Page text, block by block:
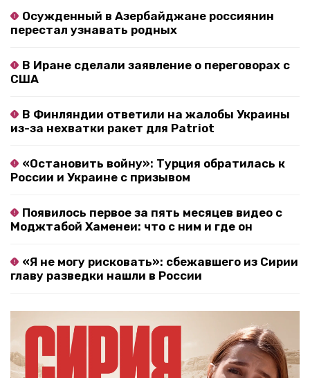
Осужденный в Азербайджане россиянин
перестал узнавать родных
В Иране сделали заявление о переговорах с
США
В Финляндии ответили на жалобы Украины
из-за нехватки ракет для Patriot
«Остановить войну»: Турция обратилась к
России и Украине с призывом
Появилось первое за пять месяцев видео с
Моджтабой Хаменеи: что с ним и где он
«Я не могу рисковать»: сбежавшего из Сирии
главу разведки нашли в России